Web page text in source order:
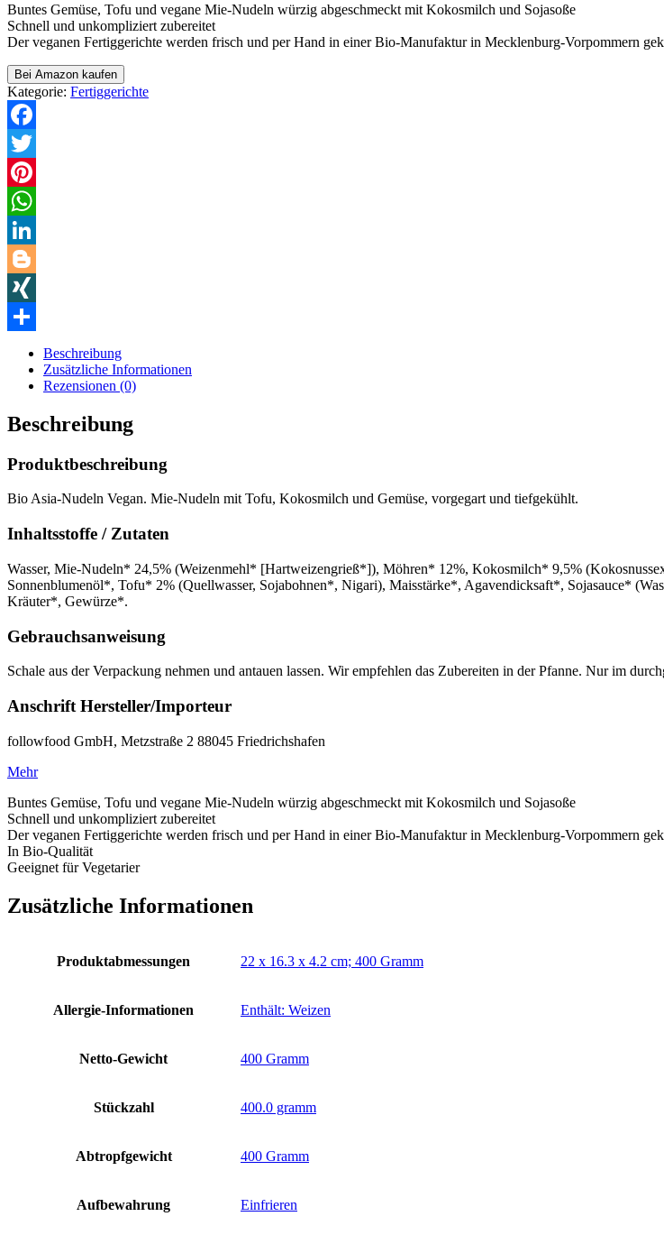
Buntes Gemüse, Tofu und vegane Mie-Nudeln würzig abgeschmeckt mit Kokosmilch und Sojasoße
Schnell und unkompliziert zubereitet
Der veganen Fertiggerichte werden frisch und per Hand in einer Bio-Manufaktur in Mecklenburg-Vorpommern
Bei Amazon kaufen
Kategorie: Fertiggerichte
Facebook
Twitter
Pinterest
WhatsApp
LinkedIn
Blogger
XING
Beschreibung
Zusätzliche Informationen
Rezensionen (0)
Beschreibung
Produktbeschreibung
Bio Asia-Nudeln Vegan. Mie-Nudeln mit Tofu, Kokosmilch und Gemüse, vorgegart und tiefgekühlt.
Inhaltsstoffe / Zutaten
Wasser, Mie-Nudeln* 24,5% (Weizenmehl* [Hartweizengrieß*]), Möhren* 12%, Kokosmilch* 9,5%
Sonnenblumenöl*, Tofu* 2% (Quellwasser, Sojabohnen*, Nigari), Maisstärke*, Agavendicksaft*, Sojasauce*
Kräuter*, Gewürze*.
Gebrauchsanweisung
Schale aus der Verpackung nehmen und antauen lassen. Wir empfehlen das Zubereiten in der Pfanne. Nur im
Anschrift Hersteller/Importeur
followfood GmbH, Metzstraße 2 88045 Friedrichshafen
Mehr
Buntes Gemüse, Tofu und vegane Mie-Nudeln würzig abgeschmeckt mit Kokosmilch und Sojasoße
Schnell und unkompliziert zubereitet
Der veganen Fertiggerichte werden frisch und per Hand in einer Bio-Manufaktur in Mecklenburg-Vorpommern
In Bio-Qualität
Geeignet für Vegetarier
Zusätzliche Informationen
Produktabmessungen ‎22 x 16.3 x 4.2 cm; 400 Gramm
Allergie-Informationen ‎Enthält: Weizen
Netto-Gewicht ‎400 Gramm
Stückzahl ‎400.0 gramm
Abtropfgewicht ‎400 Gramm
Aufbewahrung ‎Einfrieren